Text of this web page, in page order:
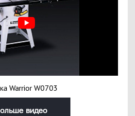
Warrior W0703
видео